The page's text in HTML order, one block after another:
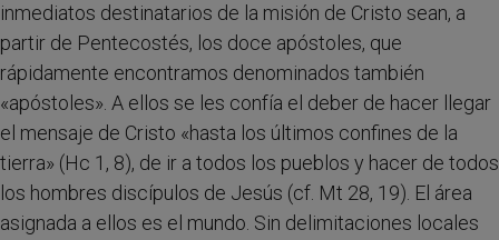
inmediatos destinatarios de la misión de Cristo sean, a
partir de Pentecostés, los doce apóstoles, que
rápidamente encontramos denominados también
«apóstoles». A ellos se les confía el deber de hacer llegar
el mensaje de Cristo «hasta los últimos confines de la
tierra» (Hc 1, 8), de ir a todos los pueblos y hacer de todos
los hombres discípulos de Jesús (cf. Mt 28, 19). El área
asignada a ellos es el mundo. Sin delimitaciones locales